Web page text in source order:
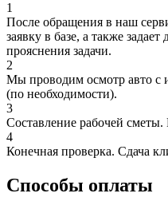
1
После обращения в наш
заявку в базе, а также
прояснения задачи.
2
Мы проводим осмотр авто с
(по необходимости).
3
Составление рабочей
4
Конечная проверка. Сдача
Способы оплаты